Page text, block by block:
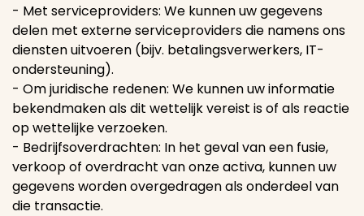
- Met serviceproviders: We kunnen uw gegevens
delen met externe serviceproviders die namens ons
diensten uitvoeren (bijv. betalingsverwerkers, IT-
ondersteuning).
- Om juridische redenen: We kunnen uw informatie
bekendmaken als dit wettelijk vereist is of als reactie
op wettelijke verzoeken.
- Bedrijfsoverdrachten: In het geval van een fusie,
verkoop of overdracht van onze activa, kunnen uw
gegevens worden overgedragen als onderdeel van
die transactie.